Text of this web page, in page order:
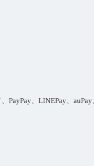
、LINEPay、